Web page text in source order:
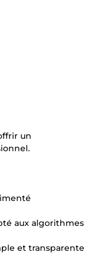
un
aux algorithmes
et transparente